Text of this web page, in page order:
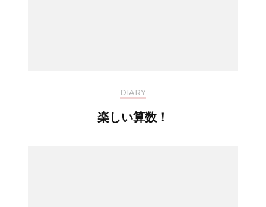
DIARY
楽しい算数！